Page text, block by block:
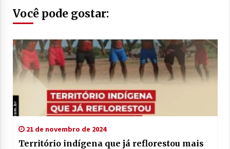
Você pode gostar:
21 de novembro de 2024
Território indígena que já reflorestou mais